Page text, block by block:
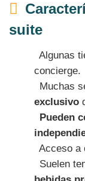
suite
Algunas
concierge.
Muchas
exclusivo
Pueden
Acceso a
Suelen